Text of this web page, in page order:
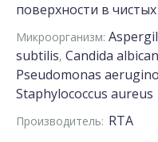
поверхности в
Микроорганизм:
subtilis, Candida
Pseudomonas
Staphylococcus aureus
Производитель: RTA